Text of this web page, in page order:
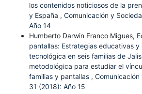
los contenidos noticiosos de la
y España , Comunicación y
Año 14
Humberto Darwin Franco Migues,
pantallas: Estrategias educativas
tecnológica en seis familias de
metodológica para estudiar el
familias y pantallas ,
31 (2018): Año 15